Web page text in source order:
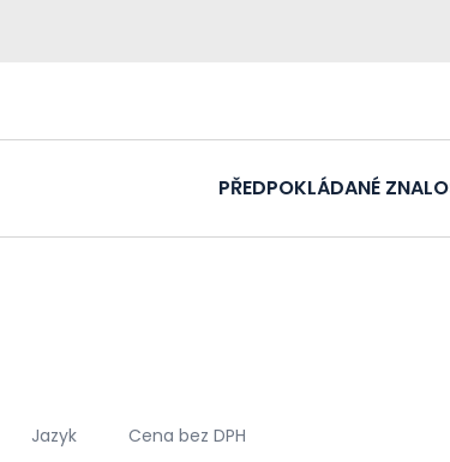
PŘEDPOKLÁDANÉ
Jazyk Cena bez DPH